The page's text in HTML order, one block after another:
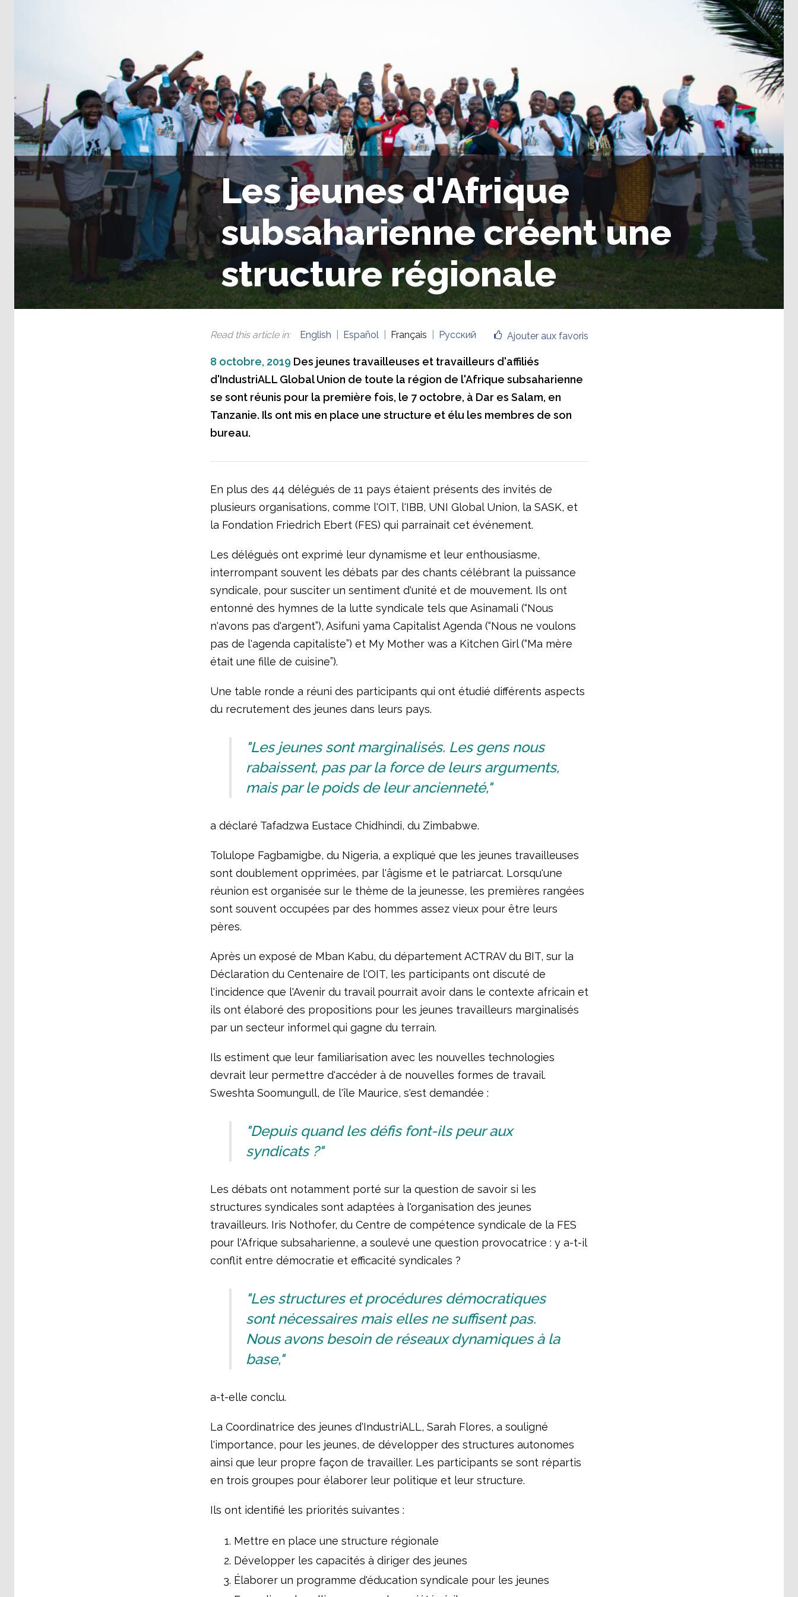
Les jeunes d'Afrique
subsaharienne créent une
structure régionale
Ajouter aux favoris
Read this article in: English Español Français Русский
8 octobre, 2019 Des jeunes travailleuses et travailleurs d'affiliés
d'IndustriALL Global Union de toute la région de l'Afrique subsaharienne
se sont réunis pour la première fois, le 7 octobre, à Dar es Salam, en
Tanzanie. Ils ont mis en place une structure et élu les membres de son
bureau.
En plus des 44 délégués de 11 pays étaient présents des invités de
plusieurs organisations, comme l'OIT, l'IBB, UNI Global Union, la SASK, et
la Fondation Friedrich Ebert (FES) qui parrainait cet événement.
Les délégués ont exprimé leur dynamisme et leur enthousiasme,
interrompant souvent les débats par des chants célébrant la puissance
syndicale, pour susciter un sentiment d'unité et de mouvement. Ils ont
entonné des hymnes de la lutte syndicale tels que Asinamali (“Nous
n'avons pas d'argent”), Asifuni yama Capitalist Agenda (“Nous ne voulons
pas de l'agenda capitaliste”) et My Mother was a Kitchen Girl (“Ma mère
était une fille de cuisine”).
Une table ronde a réuni des participants qui ont étudié différents aspects
du recrutement des jeunes dans leurs pays.
"Les jeunes sont marginalisés. Les gens nous
rabaissent, pas par la force de leurs arguments,
mais par le poids de leur ancienneté,"
a déclaré Tafadzwa Eustace Chidhindi, du Zimbabwe.
Tolulope Fagbamigbe, du Nigeria, a expliqué que les jeunes travailleuses
sont doublement opprimées, par l'âgisme et le patriarcat. Lorsqu'une
réunion est organisée sur le thème de la jeunesse, les premières rangées
sont souvent occupées par des hommes assez vieux pour être leurs
pères.
Après un exposé de Mban Kabu, du département ACTRAV du BIT, sur la
Déclaration du Centenaire de l'OIT, les participants ont discuté de
l'incidence que l'Avenir du travail pourrait avoir dans le contexte africain et
ils ont élaboré des propositions pour les jeunes travailleurs marginalisés
par un secteur informel qui gagne du terrain.
Ils estiment que leur familiarisation avec les nouvelles technologies
devrait leur permettre d'accéder à de nouvelles formes de travail.
Sweshta Soomungull, de l'île Maurice, s'est demandée :
"Depuis quand les défis font-ils peur aux
syndicats ?"
Les débats ont notamment porté sur la question de savoir si les
structures syndicales sont adaptées à l'organisation des jeunes
travailleurs. Iris Nothofer, du Centre de compétence syndicale de la FES
pour l'Afrique subsaharienne, a soulevé une question provocatrice : y a-t-il
conflit entre démocratie et efficacité syndicales ?
"Les structures et procédures démocratiques
sont nécessaires mais elles ne suffisent pas.
Nous avons besoin de réseaux dynamiques à la
base,"
a-t-elle conclu.
La Coordinatrice des jeunes d'IndustriALL, Sarah Flores, a souligné
l'importance, pour les jeunes, de développer des structures autonomes
ainsi que leur propre façon de travailler. Les participants se sont répartis
en trois groupes pour élaborer leur politique et leur structure.
Ils ont identifié les priorités suivantes :
Mettre en place une structure régionale
Développer les capacités à diriger des jeunes
Élaborer un programme d'éducation syndicale pour les jeunes